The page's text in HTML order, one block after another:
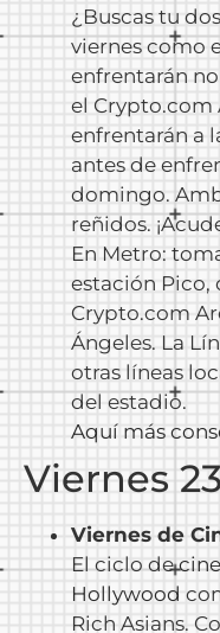
¿Buscas tu
viernes como
enfrentarán
el Crypto.com
enfrentarán a
antes de
domingo.
reñidos.
En Metro:
estación Pico,
Crypto.com
Ángeles. La
otras líneas
del estadio.
Aquí más
Viernes
Viernes de
El ciclo de
Hollywood
Rich Asians.